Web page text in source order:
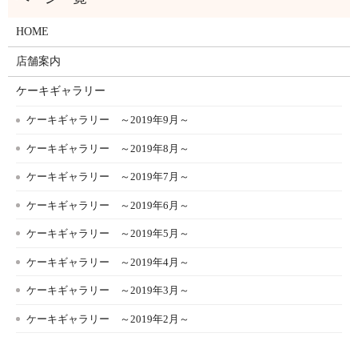
HOME
店舗案内
ケーキギャラリー
ケーキギャラリー ～2019年9月～
ケーキギャラリー ～2019年8月～
ケーキギャラリー ～2019年7月～
ケーキギャラリー ～2019年6月～
ケーキギャラリー ～2019年5月～
ケーキギャラリー ～2019年4月～
ケーキギャラリー ～2019年3月～
ケーキギャラリー ～2019年2月～